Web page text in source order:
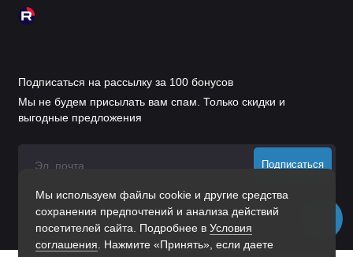
Мы используем файлы cookie и другие средства
сохранения предпочтений и анализа действий
посетителей сайта. Подробнее в Условия
соглашения . Нажмите «Принять», если даете
Подписаться на рассылку за 100 бонусов
Мы не будем присылать вам спам. Только скидки и
выгодные предложения
Подписаться
Нажимая на кнопку «Подписаться», Вы даетесогласие на
обработку персональных данных.